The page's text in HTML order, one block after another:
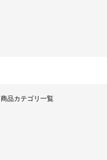
商品カテゴリ一覧